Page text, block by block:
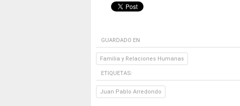
GUARDADO EN
Familia y Relaciones Humanas
ETIQUETAS:
Juan Pablo Arredondo